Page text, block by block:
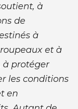
à
de
à
et à
à protéger
les conditions
en